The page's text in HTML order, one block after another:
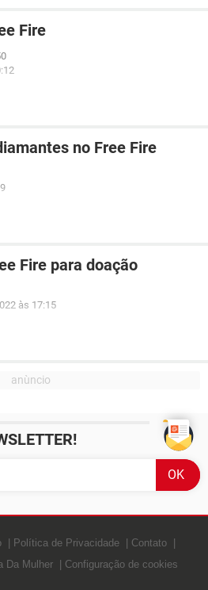
Fire
no Free Fire
Fire para doação
às 17:15
Política de Privacidade
Contato
Da Mulher Configuração de cookies